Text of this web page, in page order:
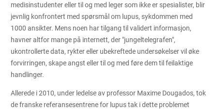
medisinstudenter eller til og med leger som ikke er spesialister, blir
jevnlig konfrontert med spørsmål om lupus, sykdommen med
1000 ansikter. Mens noen har tilgang til validert informasjon,
havner altfor mange på internett, der "jungeltelegrafen",
ukontrollerte data, rykter eller ubekreftede undersøkelser vil øke
forvirringen, skape angst eller til og med føre dem til feilaktige
handlinger.
Allerede i 2010, under ledelse av professor Maxime Dougados, tok
de franske referansesentrene for lupus tak i dette problemet